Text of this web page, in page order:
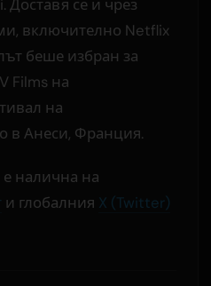
Доставя се и чрез
включително Netflix
беше избран за
Films на
на
в Анеси, Франция.
налична на
и глобалния X (Twitter)